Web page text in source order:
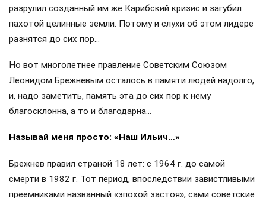
разрулил созданный им же Карибский кризис и загубил
пахотой целинные земли. Потому и слухи об этом лидере
разнятся до сих пор…
Но вот многолетнее правление Советским Союзом
Леонидом Брежневым осталось в памяти людей надолго,
и, надо заметить, память эта до сих пор к нему
благосклонна, а то и благодарна…
Называй меня просто: «Наш Ильич…»
Брежнев правил страной 18 лет: с 1964 г. до самой
смерти в 1982 г. Тот период, впоследствии завистливыми
преемниками названный «эпохой застоя», сами советские